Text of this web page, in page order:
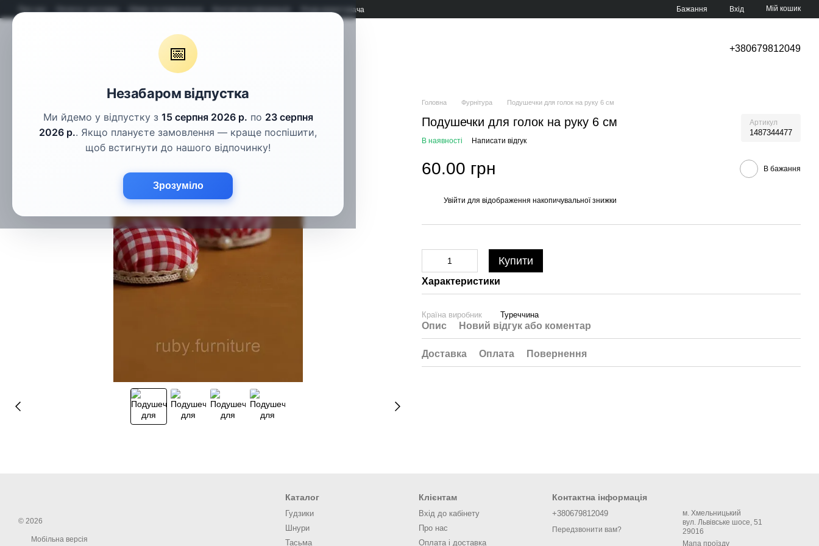
📅
Незабаром відпустка
Ми йдемо у відпустку з 15 серпня 2026 р. по 23 серпня
2026 р.. Якщо плануєте замовлення — краще поспішити,
щоб встигнути до нашого відпочинку!
Зрозуміло
Про нас Оплата і доставка Обмін та повернення Контактна інформація Угода користувача Бажання Вхід Мій кошик
Гудзики Шнури +380679812049
Головна Фурнітура Подушечки для голок на руку 6 см
Подушечки для голок на руку 6 см Артикул
1487344477
В наявності Написати відгук
60.00 грн В бажання
Увійти для відображення накопичувальної знижки
Купити
Характеристики
Країна виробник Туреччина
Опис Новий відгук або коментар
Доставка Оплата Повернення
© 2026
Мобільна версія
Каталог
Гудзики
Шнури
Тасьма
Клієнтам
Вхід до кабінету
Про нас
Оплата і доставка
Контактна інформація
+380679812049
Передзвонити вам?
м. Хмельницький
вул. Львівське шосе, 51
29016
Мапа проїзду